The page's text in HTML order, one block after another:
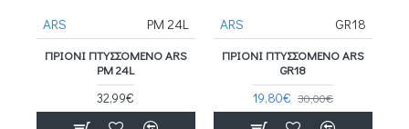
ARS PM 24L
ΠΡΙΌΝΙ ΠΤΥΣΣΌΜΕΝΟ ARS
PM 24L
32,99€
ARS GR18
ΠΡΙΌΝΙ ΠΤΥΣΣΌΜΕΝΟ ARS
GR18
19,80€ 30,00€